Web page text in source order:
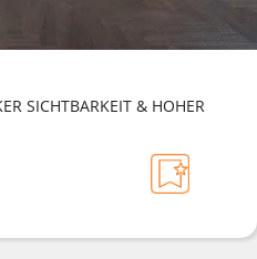
SICHTBARKEIT & HOHER